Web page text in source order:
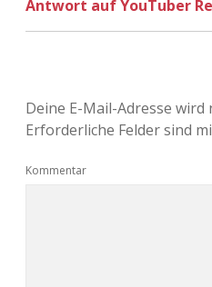
Antwort auf YouTuber
Deine E-Mail-Adresse
Erforderliche Felder sind
Kommentar